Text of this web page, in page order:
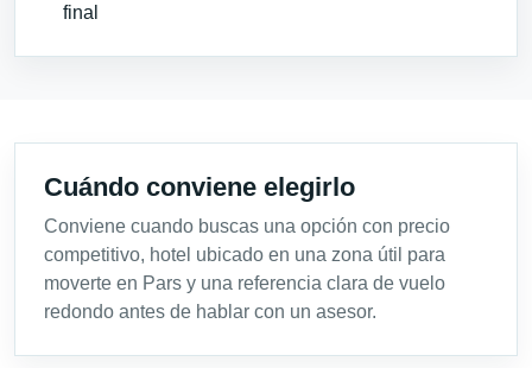
final
Cuándo conviene elegirlo
Conviene cuando buscas una opción con precio
competitivo, hotel ubicado en una zona útil para
moverte en Pars y una referencia clara de vuelo
redondo antes de hablar con un asesor.